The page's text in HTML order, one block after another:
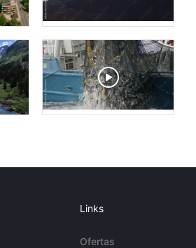
Links
Ofertas